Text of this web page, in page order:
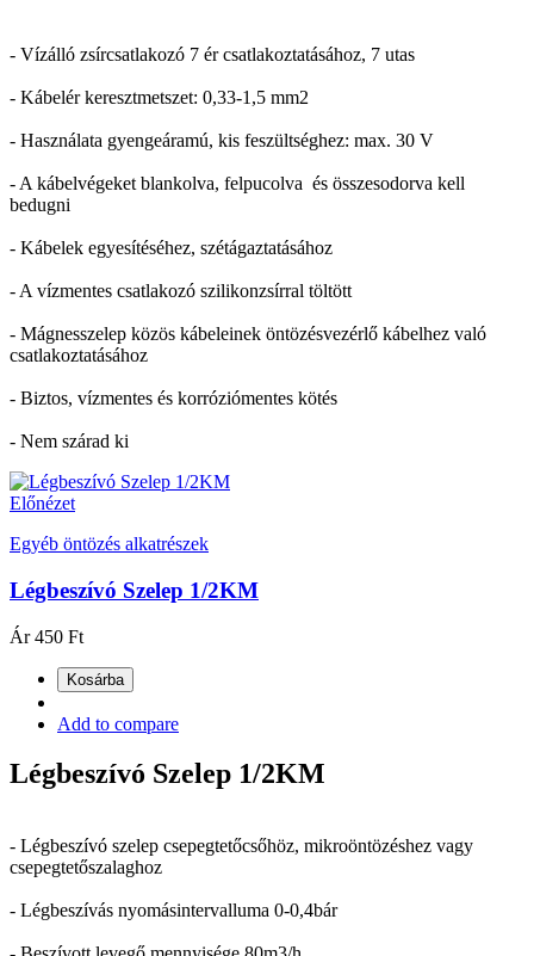
- Vízálló zsírcsatlakozó 7 ér csatlakoztatásához, 7 utas
- Kábelér keresztmetszet: 0,33-1,5 mm2
- Használata gyengeáramú, kis feszültséghez: max. 30 V
- A kábelvégeket blankolva, felpucolva és összesodorva kell
bedugni
- Kábelek egyesítéséhez, szétágaztatásához
- A vízmentes csatlakozó szilikonzsírral töltött
- Mágnesszelep közös kábeleinek öntözésvezérlő kábelhez való
csatlakoztatásához
- Biztos, vízmentes és korróziómentes kötés
- Nem szárad ki
Előnézet
Egyéb öntözés alkatrészek
Légbeszívó Szelep 1/2KM
Ár 450 Ft
Kosárba
Add to compare
Légbeszívó Szelep 1/2KM
- Légbeszívó szelep csepegtetőcsőhöz, mikroöntözéshez vagy
csepegtetőszalaghoz
- Légbeszívás nyomásintervalluma 0-0,4bár